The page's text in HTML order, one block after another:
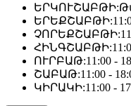
ԵՐԿՈՒՇԱԲԹԻ:
ԵՐԵՔՇԱԲԹԻ:
ՉՈՐԵՔՇԱԲԹԻ:
ՀԻՆԳՇԱԲԹԻ:
ՈՒՐԲԱԹ:11:00 -
ՇԱԲԱԹ:11:00 -
ԿԻՐԱԿԻ:11:00 -